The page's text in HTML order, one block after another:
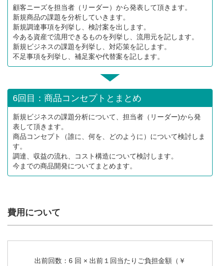
顧客ニーズを担当者（リーダー）から発表して頂きます。
新規商品の課題を分析していきます。
新規調達事項を列挙し、検討案を出します。
今ある資産で流用できるものを列挙し、流用元を記します。
新規ビジネスの課題を列挙し、対応策を記します。
不足事項を列挙し、補足案や代替案を記します。
6回目：商品コンセプトとまとめ
新規ビジネスの課題分析について、担当者（リーダー)から発
表して頂きます。
商品コンセプト（誰に、何を、どのように）について検討しま
す。
調達、収益の流れ、コスト構造について検討します。
今までの商品開発についてまとめます。
費用について
出前回数：6 回 × 出前１回当たりご負担金額（￥